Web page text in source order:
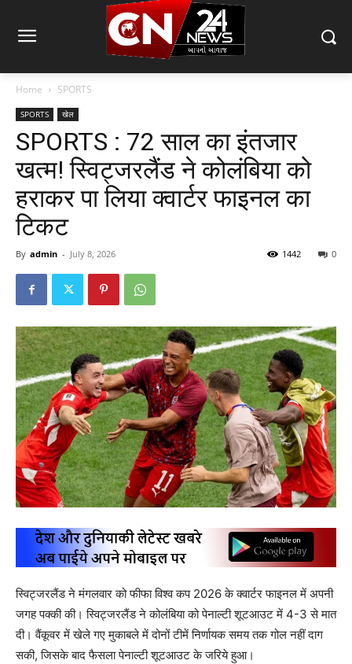
Home SPORTS
SPORTS खेल
SPORTS : 72 साल का इंतजार
खत्‍म! स्विट्जरलैंड ने कोलंबिया को
हराकर पा लिया क्‍वार्टर फाइनल का
टिकट
By admin - July 8, 2026 0
1442
स्विट्जरलैंड ने मंगलवार को फीफा विश्‍व कप 2026 के क्‍वार्टर फाइनल में अपनी
जगह पक्‍की की। स्विट्जरलैंड ने कोलंबिया को पेनाल्‍टी शूटआउट में 4-3 से मात
दी। वैंकूवर में खेले गए मुकाबले में दोनों टीमें निर्णायक समय तक गोल नहीं दाग
सकी, जिसके बाद फैसला पेनाल्‍टी शूटआउट के जरिये हुआ।